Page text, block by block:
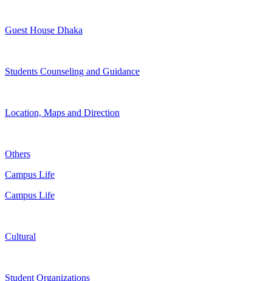
Guest House Dhaka
Students Counseling and Guidance
Location, Maps and Direction
Others
Campus Life
Campus Life
Cultural
Student Organizations